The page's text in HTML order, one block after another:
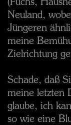
(Fuchs,
Neuland,
Jüngeren
meine
Zielrichtung
Schade, daß
meine letzten
glaube, ich
so wie eine